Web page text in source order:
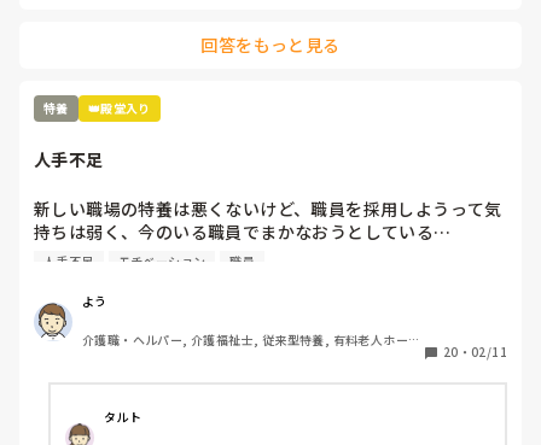
決めても、話してもちゃんとやってくれない、、、こんな施
回答をもっと見る
特養 👑殿堂入り
人手不足
新しい職場の特養は悪くないけど、職員を採用しようって気
持ちは弱く、今のいる職員でまかなおうとしている…
今の職場の前の老健も人手不足だったけど、まだ、職員を採
これじゃ、現有戦力、職員が更に潰れるよ…
人手不足 モチベーション 職員
よう
介護職・ヘルパー, 介護福祉士, 従来型特養, 有料老人ホー
20 ・ 02/11
タルト